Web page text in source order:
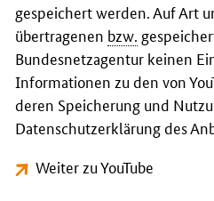
gespeichert werden. Auf Art
übertragenen bzw.
Bundesnetzagentur keinen
Informationen zu den von
deren Speicherung und
Datenschutzerklärung des
Weiter zu YouTube